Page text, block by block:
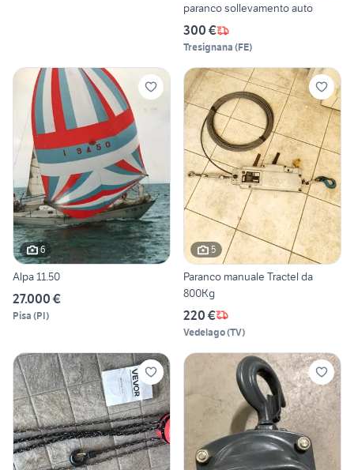
paranco sollevamento auto
300 €
Tresignana (FE)
6
Alpa 11.50
27.000 €
Pisa (PI)
5
Paranco manuale Tractel da
800Kg
220 €
Vedelago(TV)